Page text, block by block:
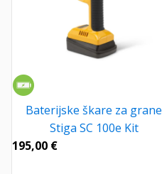
Baterijske škare za grane
Stiga SC 100e Kit
195,00 €